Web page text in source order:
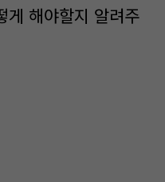
게 해야할지 알려주